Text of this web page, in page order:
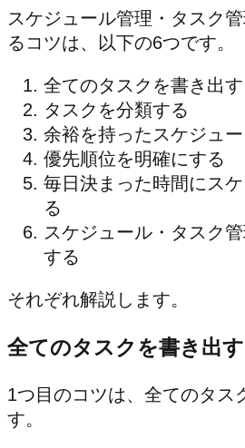
スケジュール管理・タスク
るコツは、以下の6つです。
全てのタスクを書き出す
タスクを分類する
余裕を持ったスケジュ
優先順位を明確にする
毎日決まった時間にス
る
スケジュール・タスク
する
それぞれ解説します。
全てのタスクを書き出す
1つ目のコツは、全てのタス
す。